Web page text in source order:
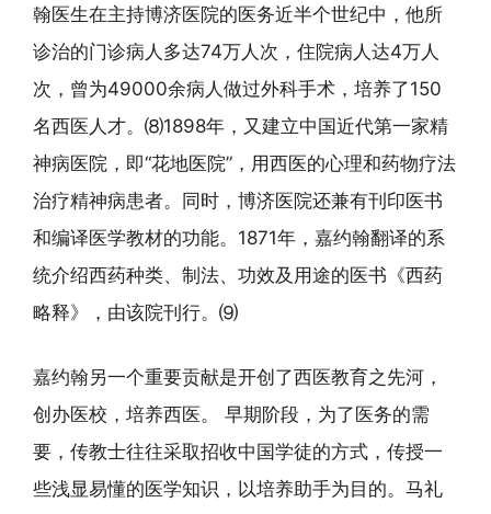
翰医生在主持博济医院的医务近半个世纪中，他所
诊治的门诊病人多达74万人次，住院病人达4万人
次，曾为49000余病人做过外科手术，培养了150
名西医人才。⑻1898年，又建立中国近代第一家精
神病医院，即“花地医院”，用西医的心理和药物疗法
治疗精神病患者。同时，博济医院还兼有刊印医书
和编译医学教材的功能。1871年，嘉约翰翻译的系
统介绍西药种类、制法、功效及用途的医书《西药
略释》，由该院刊行。⑼
嘉约翰另一个重要贡献是开创了西医教育之先河，
创办医校，培养西医。 早期阶段，为了医务的需
要，传教士往往采取招收中国学徒的方式，传授一
些浅显易懂的医学知识，以培养助手为目的。马礼